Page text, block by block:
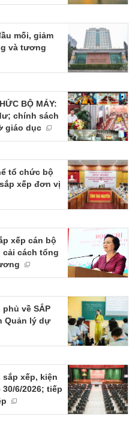
mối, giảm
và tương
BỘ MÁY:
chính sách
giáo dục
tổ chức bộ
xếp đơn vị
xếp cán bộ
cải cách tổng
về SẮP
Quản lý dự
xếp, kiện
6/2026; tiếp